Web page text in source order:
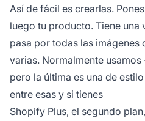
Así de fácil es crearlas.
luego tu producto. Tiene una
pasa por todas las imágenes
varias. Normalmente
pero la última es una de
entre esas y si tienes
Shopify Plus, el segundo